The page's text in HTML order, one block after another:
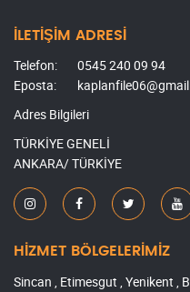
İLETİŞİM ADRESİ
Telefon:
0545 240 09 94
Eposta:
Adres Bilgileri
TÜRKİYE GENELİ
ANKARA/ TÜRKİYE
HİZMET BÖLGELERİMİZ
Sincan , Etimesgut , Yenikent ,